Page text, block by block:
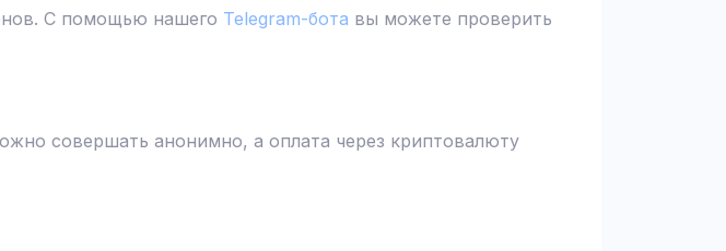
С помощью нашего Telegram-бота вы можете проверить
совершать анонимно, а оплата через криптовалюту